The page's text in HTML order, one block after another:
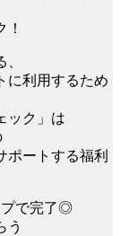
に利用するため
ック」は
ポートする福利
で完了◎
う